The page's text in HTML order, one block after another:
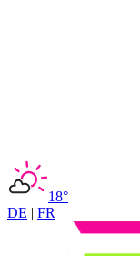
18°
DE | FR